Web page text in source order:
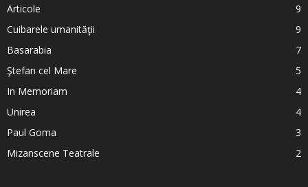
Articole
9
Cuibarele umanităţii
9
Basarabia
7
Ştefan cel Mare
5
In Memoriam
4
Unirea
4
Paul Goma
3
Mizanscene Teatrale
2